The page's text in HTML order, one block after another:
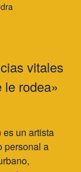
vitales
rodea»
un artista
personal a